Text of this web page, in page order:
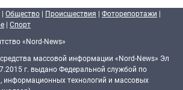
| Общество | Происшествия | Фоторепортажи |
| Спорт
«Nord-News»
массовой информации «Nord-News» Эл
г. выдано Федеральной службой по
информационных технологий и массовых